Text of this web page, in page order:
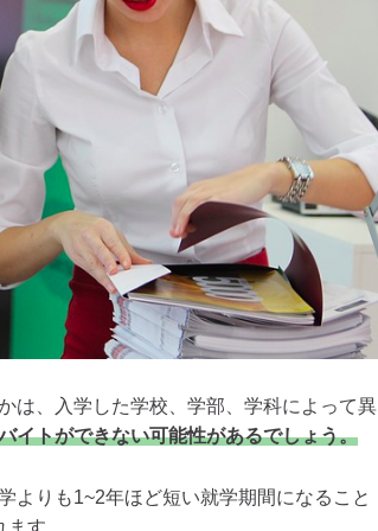
は、入学した学校、学部、学科によって異
イトができない可能性があるでしょう。
よりも1~2年ほど短い就学期間になること
す。